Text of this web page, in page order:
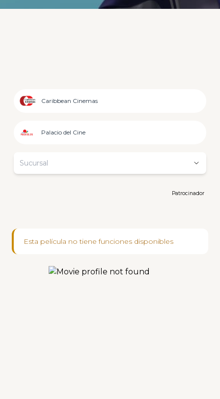
Caribbean Cinemas
Palacio del Cine
Sucursal
Patrocinador
Esta película no tiene funciones disponibles